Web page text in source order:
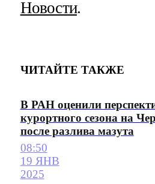
Новости.
ЧИТАЙТЕ ТАКЖЕ
В РАН оценили
курортного сезона на
после разлива мазута
08:50
19 ЯНВ
2025